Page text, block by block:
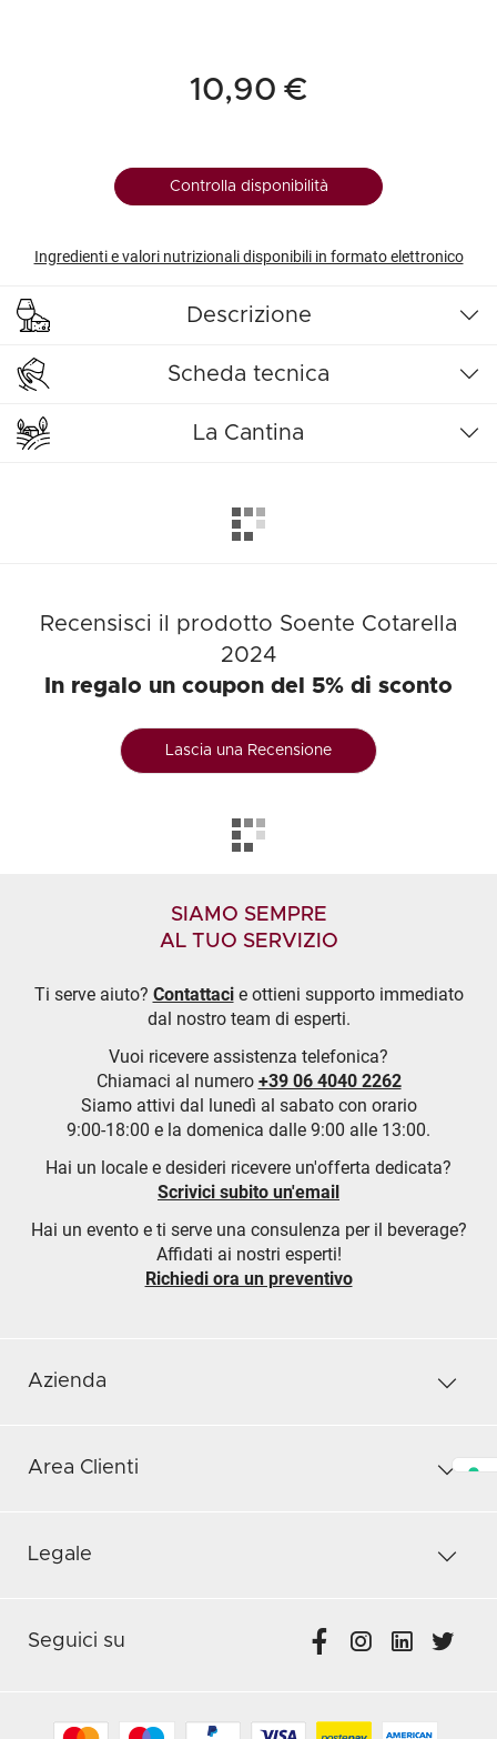
10,90 €
Controlla disponibilità
Ingredienti e valori nutrizionali disponibili in formato elettronico
Descrizione
Scheda tecnica
La Cantina
Recensisci il prodotto Soente Cotarella
2024
In regalo un coupon del 5% di sconto
Lascia una Recensione
SIAMO SEMPRE
AL TUO SERVIZIO
Ti serve aiuto? Contattacie ottieni supporto immediato
dal nostro team di esperti.
Vuoi ricevere assistenza telefonica?
Chiamaci al numero +39 06 4040 2262
Siamo attivi dal lunedì al sabato con orario
9:00-18:00 e la domenica dalle 9:00 alle 13:00.
Hai un locale e desideri ricevere un'offerta dedicata?
Scrivici subito un'email
Hai un evento e ti serve una consulenza per il beverage?
Affidati ai nostri esperti!
Richiedi ora un preventivo
Azienda
Area Clienti
Legale
Seguici su